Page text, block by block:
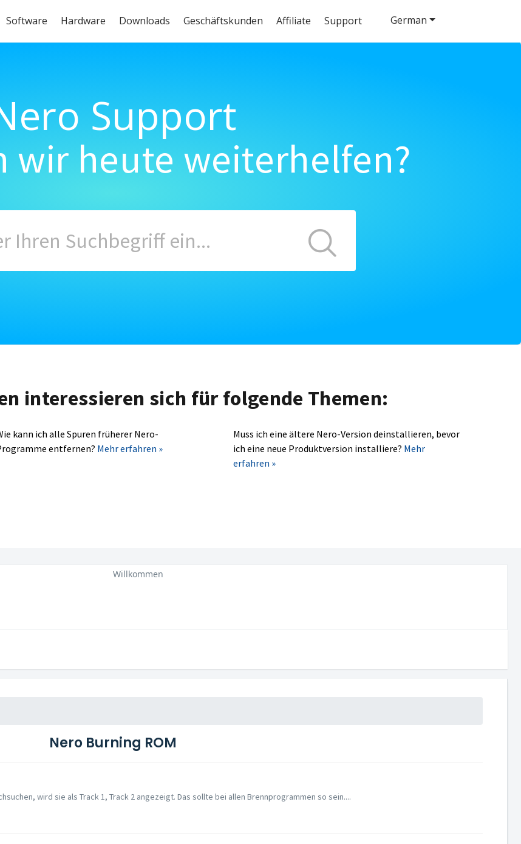
Software Hardware Downloads Geschäftskunden Affiliate Support
Support
wir heute weiterhelfen?
interessieren sich für folgende Themen:
kann ich alle Spuren früherer Nero-
entfernen? Mehr erfahren »
Muss ich eine ältere Nero-Version deinstallieren, bevor
ich eine neue Produktversion installiere? Mehr
erfahren »
German
Willkommen
Nero Burning ROM
wird sie als Track 1, Track 2 angezeigt. Das sollte bei allen Brennprogrammen so sein....